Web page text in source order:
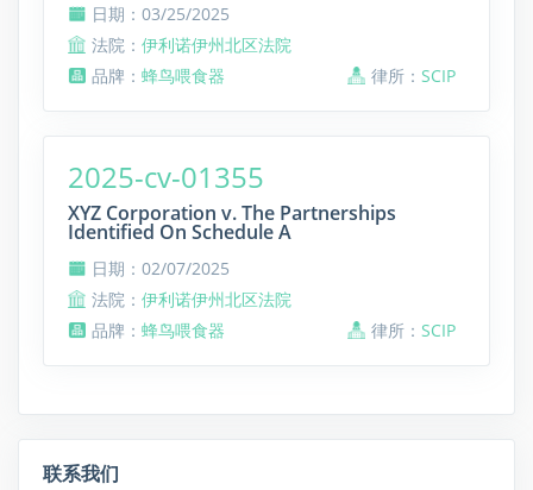
日期：03/25/2025
法院： 伊利诺伊州北区法院
品牌： 蜂鸟喂食器 律所： SCIP
2025-cv-01355
XYZ Corporation v. The Partnerships
Identified On Schedule A
日期：02/07/2025
法院： 伊利诺伊州北区法院
品牌： 蜂鸟喂食器 律所： SCIP
联系我们